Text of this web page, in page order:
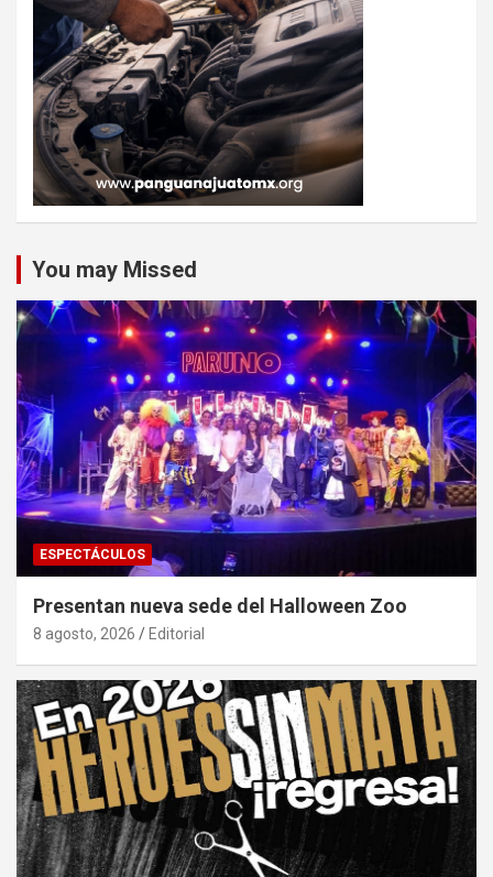
You may Missed
ESPECTÁCULOS
Presentan nueva sede del Halloween Zoo
8 agosto, 2026 Editorial